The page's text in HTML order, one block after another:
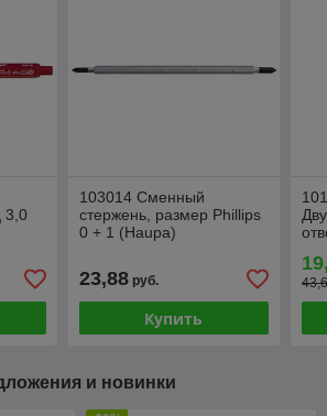
3,0
103014 Сменный
стержень, размер Phillips
0 + 1 (Haupa)
23,88руб.
Купить
и новинки